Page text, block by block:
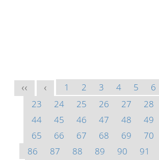
<< < 1 2 3 4 5 6
23
24 25 26 27 28
44
45 46 47 48 49
65
66 67 68 69 70
86
87 88 89 90 91